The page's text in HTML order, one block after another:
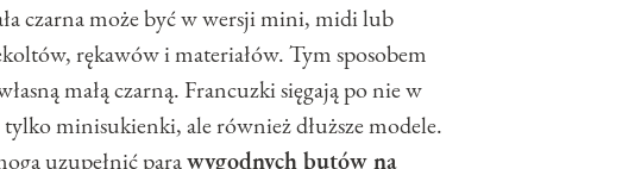
czarna może być w wersji mini, midi lub
rękawów i materiałów. Tym sposobem
małą czarną. Francuzki sięgają po nie w
minisukienki, ale również dłuższe modele.
uzupełnić parąwygodnych butów na